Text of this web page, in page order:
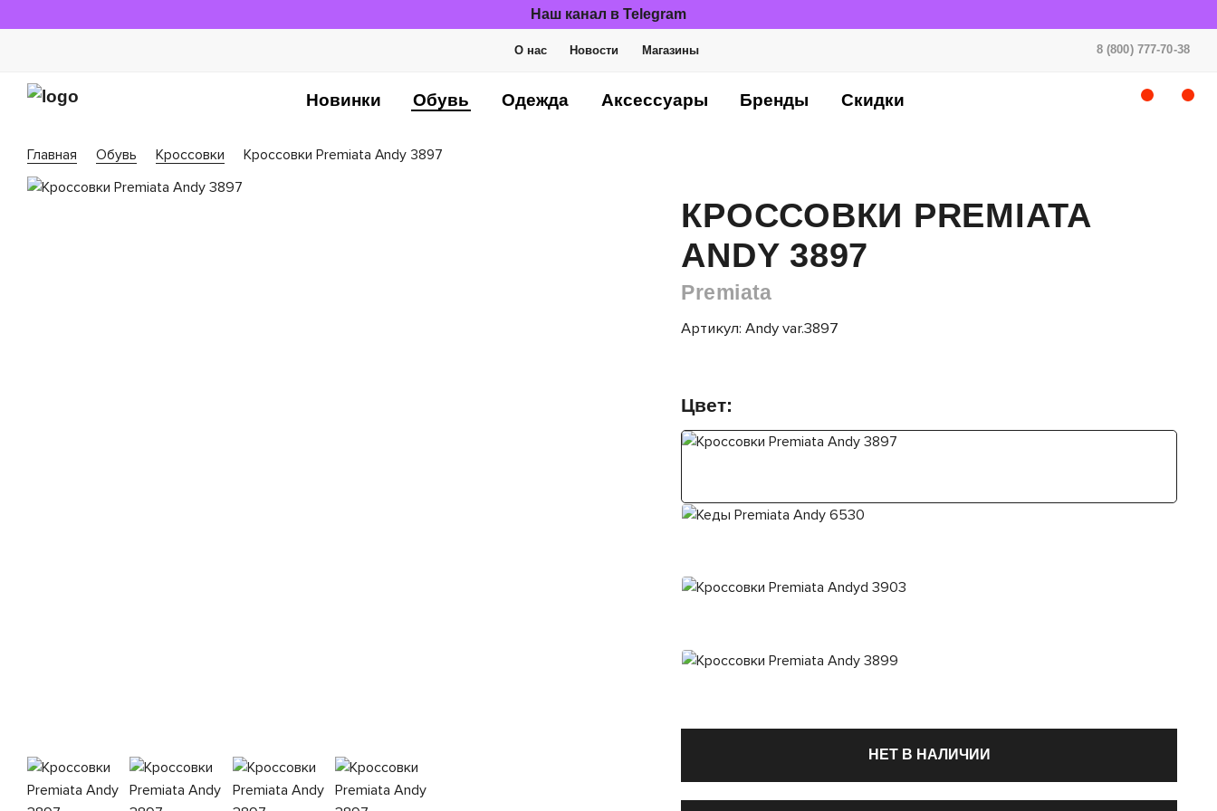
Наш канал в Telegram
О нас Новости Магазины 8 (800) 777-70-38
Новинки Обувь Одежда Аксессуары Бренды Скидки
Главная Обувь Кроссовки Кроссовки Premiata Andy 3897
КРОССОВКИ PREMIATA
ANDY 3897
Premiata
Артикул: Andy var.3897
Цвет:
НЕТ В НАЛИЧИИ